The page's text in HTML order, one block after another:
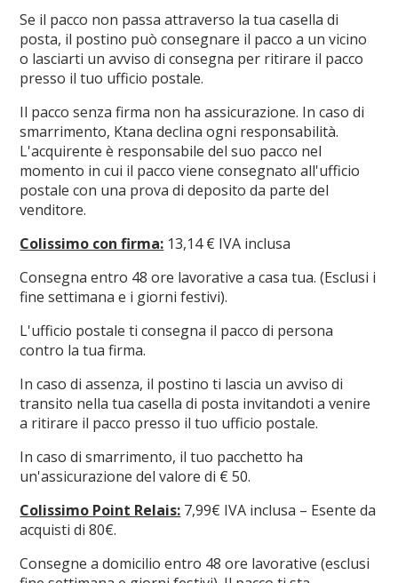
Se il pacco non passa attraverso la tua casella di
posta, il postino può consegnare il pacco a un vicino
o lasciarti un avviso di consegna per ritirare il pacco
presso il tuo ufficio postale.
Il pacco senza firma non ha assicurazione. In caso di
smarrimento, Ktana declina ogni responsabilità.
L'acquirente è responsabile del suo pacco nel
momento in cui il pacco viene consegnato all'ufficio
postale con una prova di deposito da parte del
venditore.
Colissimo con firma: 13,14 € IVA inclusa
Consegna entro 48 ore lavorative a casa tua. (Esclusi i
fine settimana e i giorni festivi).
L'ufficio postale ti consegna il pacco di persona
contro la tua firma.
In caso di assenza, il postino ti lascia un avviso di
transito nella tua casella di posta invitandoti a venire
a ritirare il pacco presso il tuo ufficio postale.
In caso di smarrimento, il tuo pacchetto ha
un'assicurazione del valore di € 50.
Colissimo Point Relais: 7,99€ IVA inclusa – Esente da
acquisti di 80€.
Consegne a domicilio entro 48 ore lavorative (esclusi